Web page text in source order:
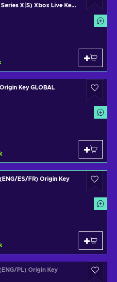
X|S) Xbox Live Key
Key GLOBAL
ES/FR) Origin Key
PL) Origin Key